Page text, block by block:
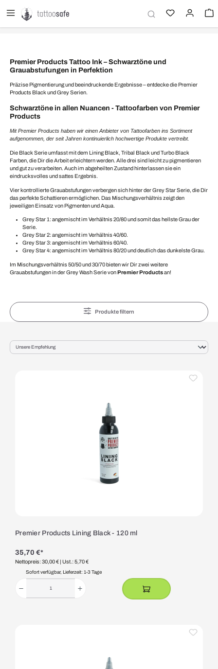
springen
Premier Products Tattoo Ink – Schwarztöne und
Grauabstufungen in Perfektion
Präzise Pigmentierung und beeindruckende Ergebnisse – entdecke die Premier
Products Black und Grey Serien.
Schwarztöne in allen Nuancen - Tattoofarben von Premier
Products
Mit Premier Products haben wir einen Anbieter von Tattoofarben ins Sortiment
aufgenommen, der seit Jahren kontinuierlich hochwertige Produkte vertreibt.
Die Black Serie umfasst mit dem Lining Black, Tribal Black und Turbo Black
Farben, die Dir die Arbeit erleichtern werden. Alle drei sind leicht zu pigmentieren
und gut zu verarbeiten. Auch im abgeheilten Zustand hinterlassen sie ein
eindrucksvolles und sattes Ergebnis.
Vier kontrollierte Grauabstufungen verbergen sich hinter der Grey Star Serie, die Dir
das perfekte Schattieren ermöglichen. Das Mischungsverhältnis zeigt den
jeweiligen Einsatz von Pigmenten und Aqua.
Grey Star 1: angemischt im Verhältnis 20/80 und somit das hellste Grau der
Serie.
Grey Star 2: angemischt im Verhältnis 40/60.
Grey Star 3: angemischt im Verhältnis 60/40.
Grey Star 4: angemischt im Verhältnis 80/20 und deutlich das dunkelste Grau.
Im Mischungsverhältnis 50/50 und 30/70 bieten wir Dir zwei weitere
Grauabstufungen in der Grey Wash Serie vonPremier Productsan!
Produkte filtern
Premier Products Lining Black - 120 ml
35,70 €*
Nettopreis: 30,00 € | Ust.: 5,70 €
Sofort verfügbar, Lieferzeit: 1-3 Tage